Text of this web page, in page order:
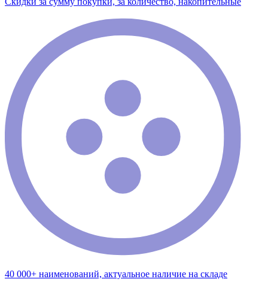
40 000+ наименований, актуальное наличие на складе